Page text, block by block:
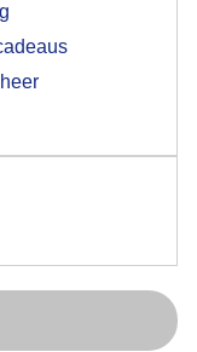
hebt gegeven,
waarin